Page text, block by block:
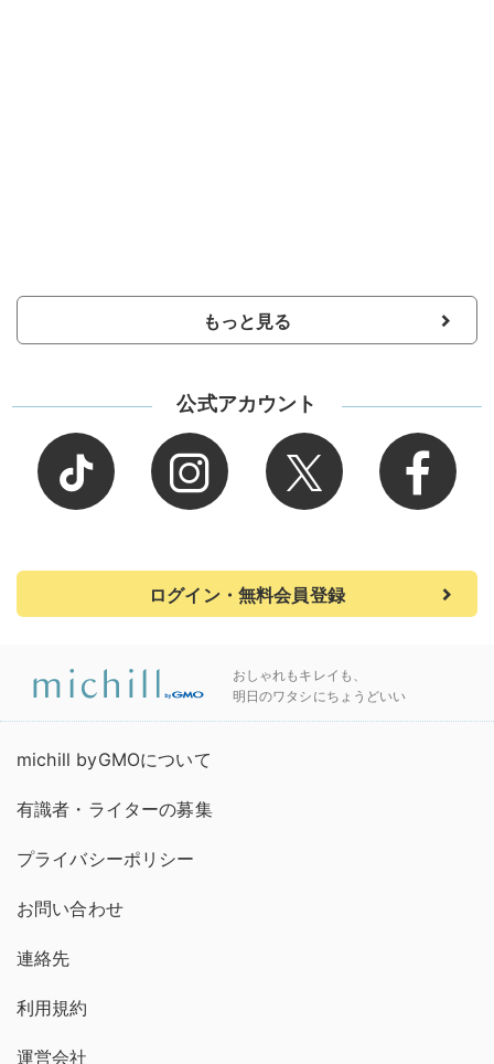
もっと見る
公式アカウント
ログイン・無料会員登録
おしゃれもキレイも、
明日のワタシにちょうどいい
michill byGMOについて
有識者・ライターの募集
プライバシーポリシー
お問い合わせ
連絡先
利用規約
運営会社